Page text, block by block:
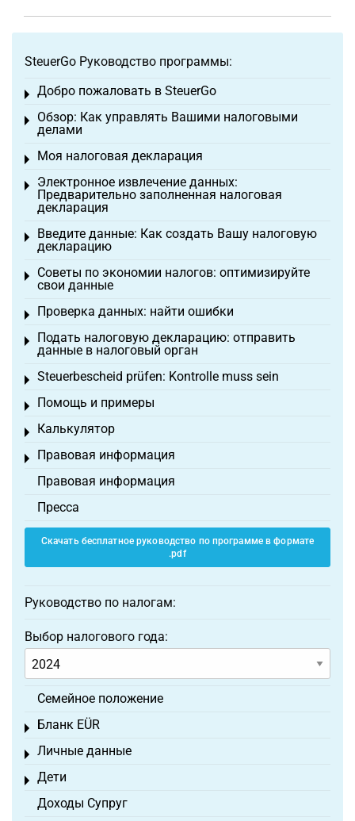
SteuerGo Руководство программы:
Добро пожаловать в SteuerGo
Toggle menu
Обзор: Как управлять Вашими налоговыми
делами
Toggle menu
Моя налоговая декларация
Toggle menu
Электронное извлечение данных:
Предварительно заполненная налоговая
декларация
Toggle menu
Введите данные: Как создать Вашу налоговую
декларацию
Toggle menu
Советы по экономии налогов: оптимизируйте
свои данные
Toggle menu
Проверка данных: найти ошибки
Toggle menu
Подать налоговую декларацию: отправить
данные в налоговый орган
Toggle menu
Steuerbescheid prüfen: Kontrolle muss sein
Toggle menu
Помощь и примеры
Toggle menu
Калькулятор
Toggle menu
Правовая информация
Toggle menu
Правовая информация
Пресса
Скачать бесплатное руководство по программе в формате
.pdf
Руководство по налогам:
Выбор налогового года:
Семейное положение
Бланк EÜR
Toggle menu
Личные данные
Toggle menu
Дети
Toggle menu
Доходы Супруг